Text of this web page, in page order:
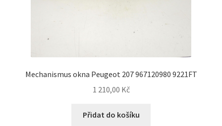
Mechanismus okna Peugeot 207 967120980 9221FT
1 210,00 Kč
Přidat do košíku